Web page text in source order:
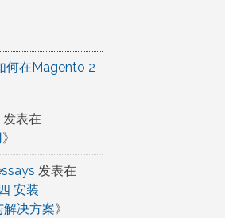
何在Magento 2
发表在
》
发表在
安装
决方案》